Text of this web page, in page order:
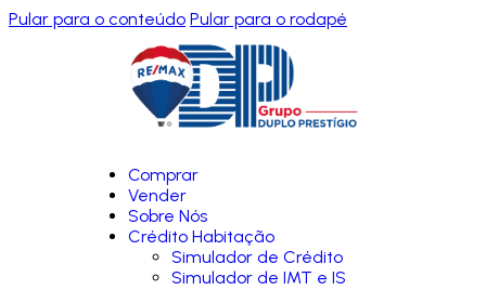
Pular para o conteúdo Pular para o rodapé
Comprar
Vender
Sobre Nós
Crédito Habitação
Simulador de Crédito
Simulador de IMT e IS